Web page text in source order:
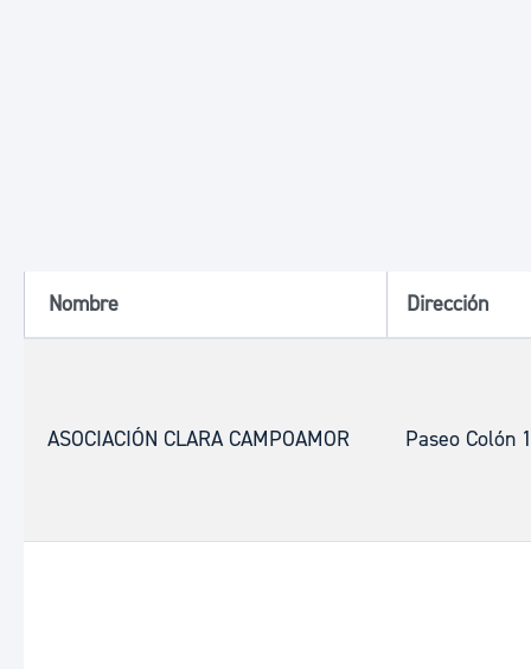
Nombre Dirección
ASOCIACIÓN CLARA CAMPOAMOR Paseo Colón